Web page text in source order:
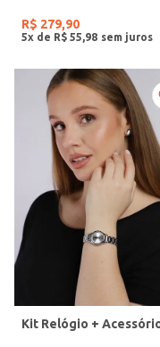
R$ 279,90
5x de R$ 55 98